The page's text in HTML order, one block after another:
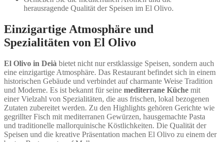
herausragende Qualität der Speisen im El Olivo.
Einzigartige Atmosphäre und
Spezialitäten von El Olivo
El Olivo in Deià bietet nicht nur erstklassige Speisen, sondern auch
eine einzigartige Atmosphäre. Das Restaurant befindet sich in einem
historischen Gebäude und verbindet auf charmante Weise Tradition
und Moderne. Es ist bekannt für seine mediterrane Küche mit
einer Vielzahl von Spezialitäten, die aus frischen, lokal bezogenen
Zutaten zubereitet werden. Zu den Highlights gehören Gerichte wie
gegrillter Fisch mit mediterranen Gewürzen, hausgemachte Pasta
und traditionelle mallorquinische Köstlichkeiten. Die Qualität der
Speisen und die kreative Präsentation machen El Olivo zu einem der